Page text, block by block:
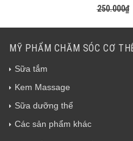
250.000₫
MỸ PHẨM CHĂM SÓC CƠ
Sữa tắm
Kem Massage
Sữa dưỡng thể
Các sản phẩm khác